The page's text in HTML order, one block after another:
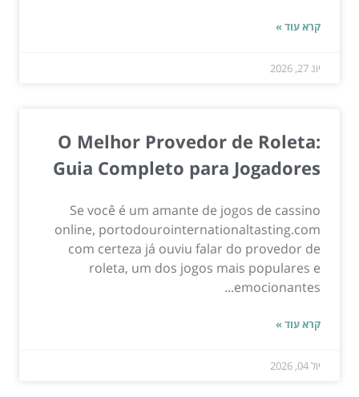
קרא עוד »
יונ 27, 2026
O Melhor Provedor de Roleta:
Guia Completo para Jogadores
Se você é um amante de jogos de cassino
online, portodourointernationaltasting.com
com certeza já ouviu falar do provedor de
roleta, um dos jogos mais populares e
emocionantes...
קרא עוד »
יול 04, 2026